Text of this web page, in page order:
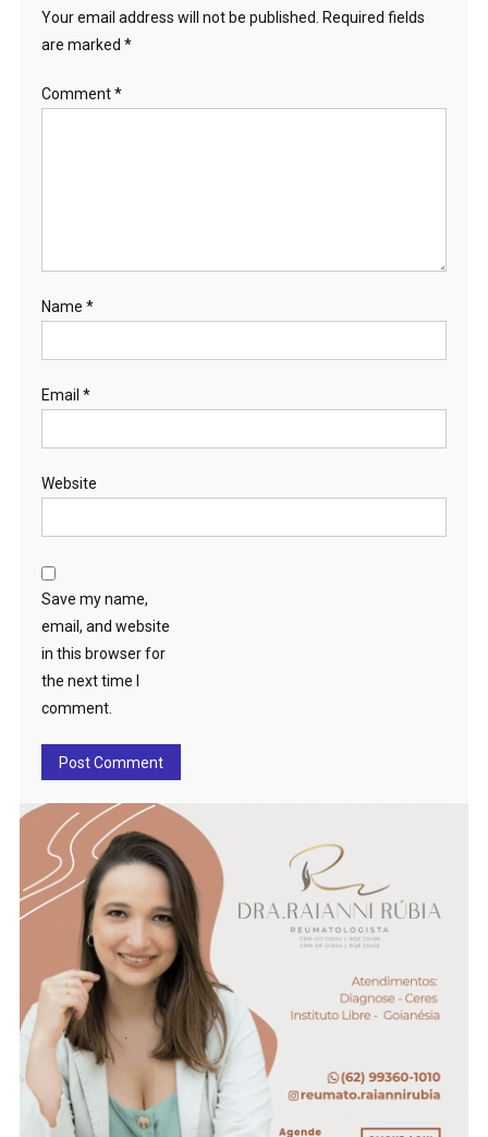
Your email address will not be published.
Required fields
are marked *
Comment*
Name *
Email *
Website
Save my name,
email, and website
in this browser for
the next time I
comment.